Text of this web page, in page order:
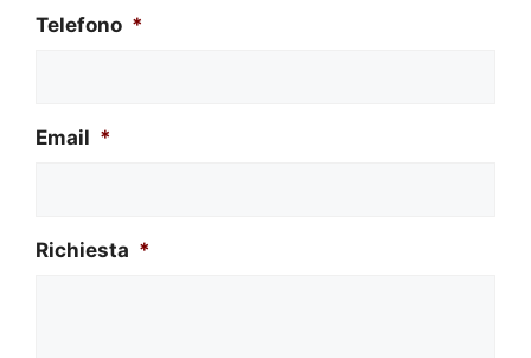
Telefono *
Email *
Richiesta *